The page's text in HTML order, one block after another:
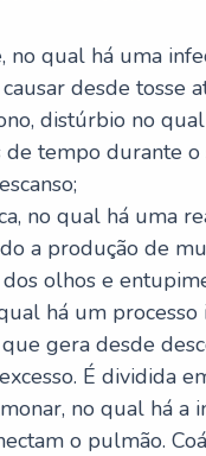
no qual há uma
desde tosse
distúrbio no
tempo durante o
no qual há uma
a produção de
dos olhos e
há um
gera desde
É dividida
no qual há a
o pulmão.